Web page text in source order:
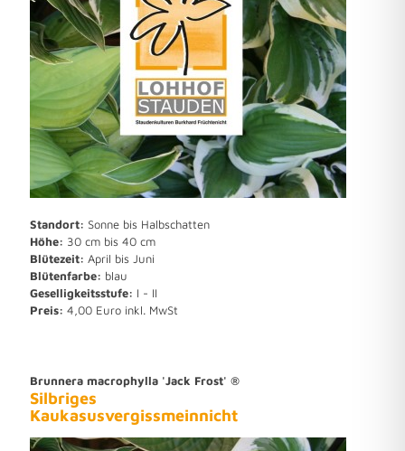
Standort: Sonne bis Halbschatten
Höhe: 30 cm bis 40 cm
Blütezeit: April bis Juni
Blütenfarbe: blau
Geselligkeitsstufe: I - II
Preis: 4,00 Euro inkl. MwSt
Brunnera macrophylla 'Jack Frost' ®
Silbriges
Kaukasusvergissmeinnicht